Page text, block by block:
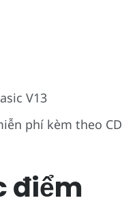
V13
phí kèm theo CD
điểm